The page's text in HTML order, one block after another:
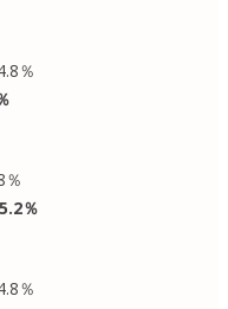
％
％
％